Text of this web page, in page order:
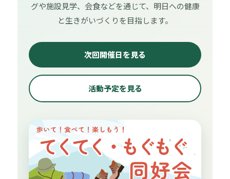
グや施設見学、会食などを通じて、明日への健康
と生きがいづくりを目指します。
次回開催日を見る
活動予定を見る